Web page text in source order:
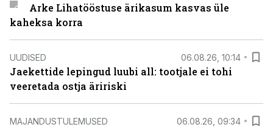
Arke Lihatööstuse ärikasum kasvas üle
kaheksa korra
UUDISED 06.08.26, 10:14
Jaekettide lepingud luubi all: tootjale ei tohi
veeretada ostja äririski
MAJANDUSTULEMUSED 06.08.26, 09:34